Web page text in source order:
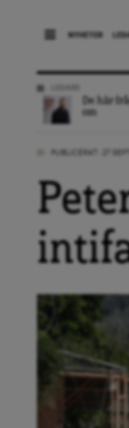
NYHETER
De här
om
PUBLICERAT: 27